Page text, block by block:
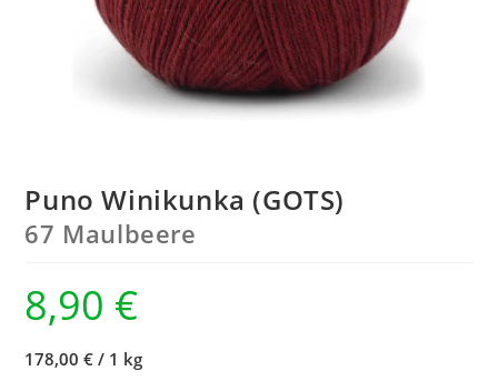
Puno Winikunka (GOTS)
67 Maulbeere
8,90 €
178,00 € / 1 kg